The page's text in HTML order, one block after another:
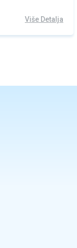
Više Detalja